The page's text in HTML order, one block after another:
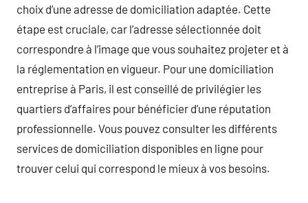
choix d’une adresse de domiciliation adaptée. Cette
étape est cruciale, car l’adresse sélectionnée doit
correspondre à l’image que vous souhaitez projeter et à
la réglementation en vigueur. Pour une domiciliation
entreprise à Paris, il est conseillé de privilégier les
quartiers d’affaires pour bénéficier d’une réputation
professionnelle. Vous pouvez consulter les différents
services de domiciliation disponibles en ligne pour
trouver celui qui correspond le mieux à vos besoins.